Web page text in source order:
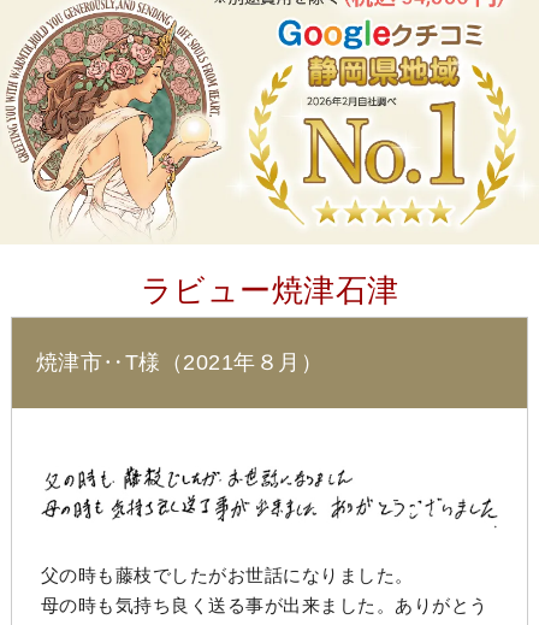
ラビュー焼津石津
焼津市‥T様（2021年８月）
父の時も藤枝でしたがお世話になりました。
母の時も気持ち良く送る事が出来ました。ありがとう